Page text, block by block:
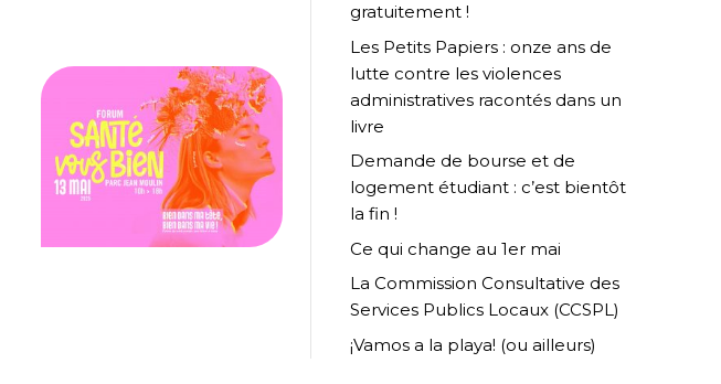
gratuitement !
Les Petits Papiers : onze ans de
lutte contre les violences
administratives racontés dans un
livre
Demande de bourse et de
logement étudiant : c’est bientôt
la fin !
Ce qui change au 1er mai
La Commission Consultative des
Services Publics Locaux (CCSPL)
¡Vamos a la playa! (ou ailleurs)